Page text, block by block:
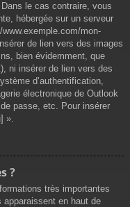
le cas contraire, vous
hébergée sur un serveur
mon-
de lien vers des images
bien évidemment, que
ni insérer de lien vers des
d’authentification,
électronique de Outlook
passe, etc. Pour insérer
».
?
très importantes
en haut de